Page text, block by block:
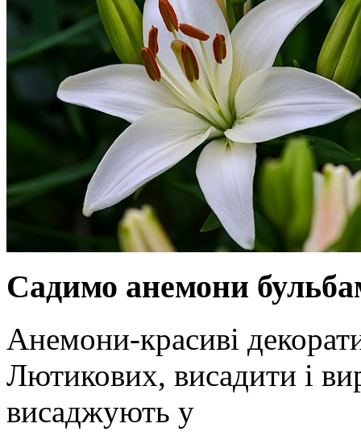
Садимо анемони
Анемони-красиві
Лютикових, висадити і
висаджують у